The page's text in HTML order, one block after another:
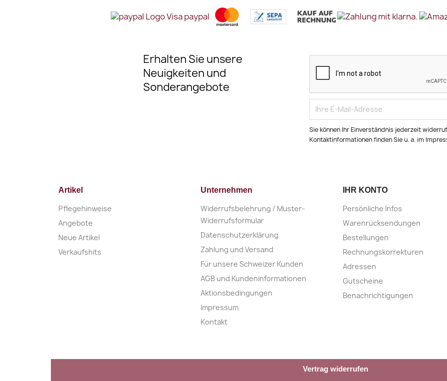
Erhalten Sie unsere
Neuigkeiten und
Sonderangebote
Sie können Ihr Einverständnis jederzeit
Kontaktinformationen finden Sie u. a. im
Artikel
Pflegehinweise
Angebote
Neue Artikel
Verkaufshits
Unternehmen
Widerrufsbelehrung / Muster-
Widerrufsformular
Datenschutzerklärung
Zahlung und Versand
Für unsere Schweizer Kunden
AGB und Kundeninformationen
Aktionsbedingungen
Impressum
Kontakt
IHR KONTO
Persönliche Infos
Warenrücksendungen
Bestellungen
Rechnungskorrekturen
Adressen
Gutscheine
Benachrichtigungen
Vertrag widerrufen